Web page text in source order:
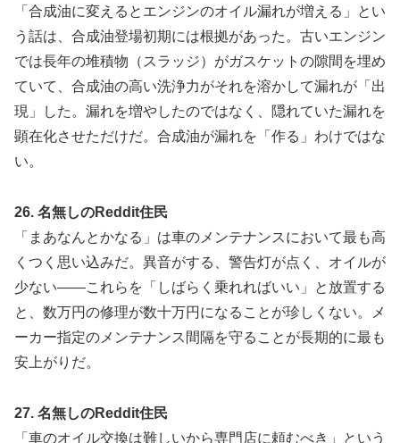
「合成油に変えるとエンジンのオイル漏れが増える」とい
う話は、合成油登場初期には根拠があった。古いエンジン
では長年の堆積物（スラッジ）がガスケットの隙間を埋め
ていて、合成油の高い洗浄力がそれを溶かして漏れが「出
現」した。漏れを増やしたのではなく、隠れていた漏れを
顕在化させただけだ。合成油が漏れを「作る」わけではな
い。
26. 名無しのReddit住民
「まあなんとかなる」は車のメンテナンスにおいて最も高
くつく思い込みだ。異音がする、警告灯が点く、オイルが
少ない——これらを「しばらく乗れればいい」と放置する
と、数万円の修理が数十万円になることが珍しくない。メ
ーカー指定のメンテナンス間隔を守ることが長期的に最も
安上がりだ。
27. 名無しのReddit住民
「車のオイル交換は難しいから専門店に頼むべき」という